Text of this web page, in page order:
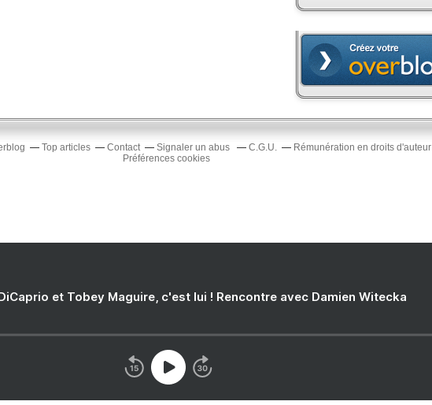
Top articles Contact Signaler un abus C.G.U. Rémunération en droits d'auteur
Préférences cookies
et Tobey Maguire, c'est lui ! Rencontre avec Damien Witecka